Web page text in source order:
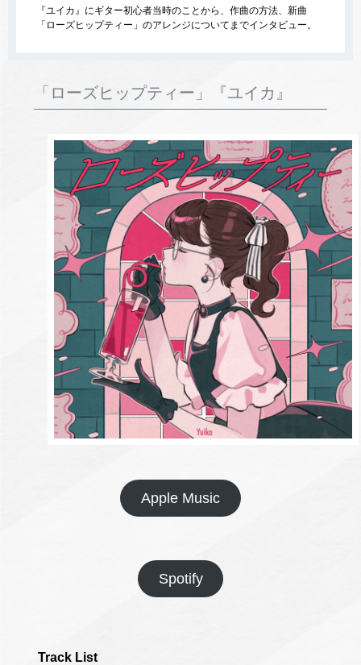
『ユイカ』にギター初心者当時のことから、作曲の方法、新曲
「ローズヒップティー」のアレンジについてまでインタビュー。
「ローズヒップティー」『ユイカ』
Apple Music
Spotify
Track List